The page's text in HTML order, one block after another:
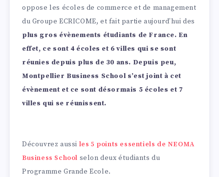
oppose les écoles de commerce et de management
du Groupe ECRICOME, et fait partie aujourd’hui des
plus gros évènements étudiants de France. En
effet, ce sont 4 écoles et 6 villes qui se sont
réunies depuis plus de 30 ans. Depuis peu,
Montpellier Business School s’est joint à cet
évènement et ce sont désormais 5 écoles et 7
villes qui se réunissent.
Découvrez aussi les 5 points essentiels de NEOMA
Business School selon deux étudiants du
Programme Grande Ecole.